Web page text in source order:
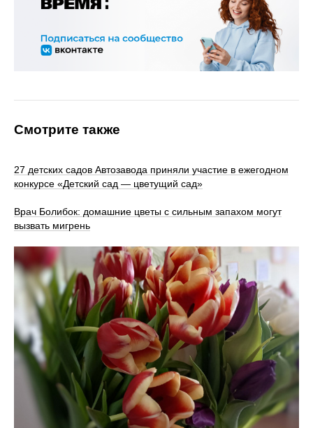
Смотрите также
27 детских садов Автозавода приняли участие в ежегодном
конкурсе «Детский сад — цветущий сад»
Врач Болибок: домашние цветы с сильным запахом могут
вызвать мигрень